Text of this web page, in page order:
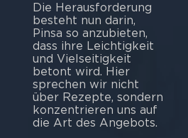
Die Herausforderung
besteht nun darin,
Pinsa so anzubieten,
dass ihre Leichtigkeit
und Vielseitigkeit
betont wird. Hier
sprechen wir nicht
über Rezepte, sondern
konzentrieren uns auf
die Art des Angebots.